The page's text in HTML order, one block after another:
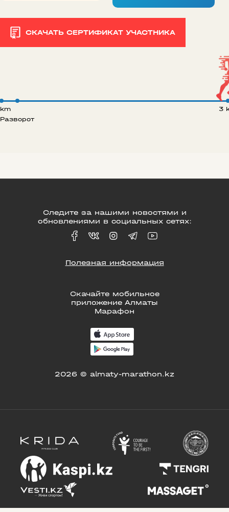
СКАЧАТЬ СЕРТИФИКАТ УЧАСТНИКА
Разворот
3
Скачайте мобильное
приложение Алматы
Марафон
2026 © almaty-marathon.kz
Следите за нашими новостями и
обновлениями в социальных сетях:
Полезная информация